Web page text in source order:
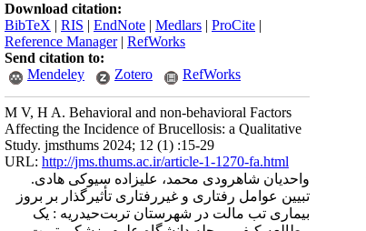
Download citation:
BibTeX | RIS | EndNote | Medlars | ProCite |
Reference Manager| RefWorks
Send citation to:
Mendeley
Zotero RefWorks
M V, H A. Behavioral and non-behavioral Factors
Affecting the Incidence of Brucellosis: a Qualitative
Study. jmsthums 2024; 12 (1) :15-29
URL: http://jms.thums.ac.ir/article-1-1270-fa.html
واحدیان شاهرودی محمد، علیزاده سیوکی هادی.
تبیین عوامل رفتاری و غیررفتاری تأثیرگذار بر بروز
بیماری تب مالت در شهرستان تربت‌حیدریه : یک